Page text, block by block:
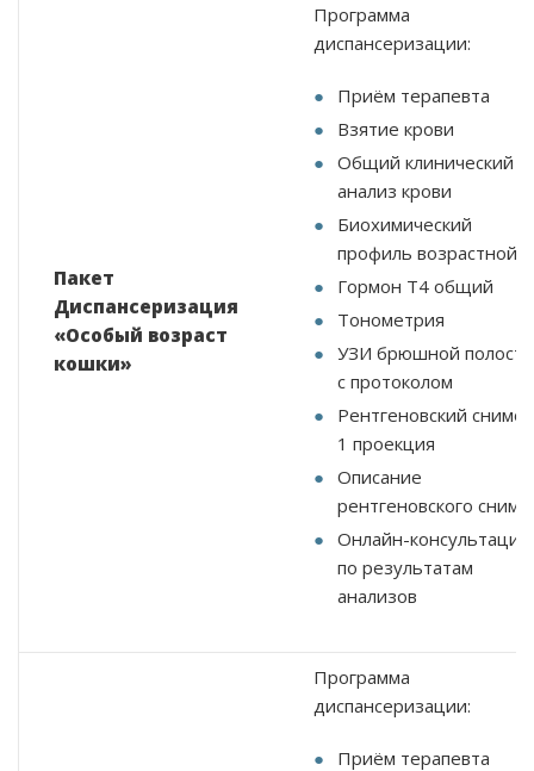
Пакет
Диспансеризация
«Особый возраст
кошки»
Программа
диспансеризации:
Приём терапевта
Взятие крови
Общий клинический
анализ крови
Биохимический
профиль возрастной
Гормон Т4 общий
Тонометрия
УЗИ брюшной полости
с протоколом
Рентгеновский
1 проекция
Описание
рентгеновского
Онлайн-консультация
по результатам
анализов
Программа
диспансеризации:
Приём терапевта